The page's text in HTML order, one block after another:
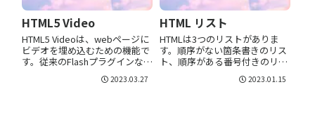
HTML5 Video
HTML5 Videoは、webページに
ビデオを埋め込むための機能で
す。従来のFlashプラグインなど
を必要とせず、ブラウザがビデ
オを直接再生できるようになり
2023.03.27
HTML リスト
HTMLは3つのリストがありま
す。順序がない箇条書きのリス
ト、順序がある番号付きのリス
ト、定義リストです。ul・liタグ
（番号なしの箇条書き）ulタ
2023.01.15